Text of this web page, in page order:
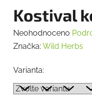
Kostival
Průměrné
hodnocení
je
0,0
Neohodnoceno
Značka: Wild Herbs
Varianta: